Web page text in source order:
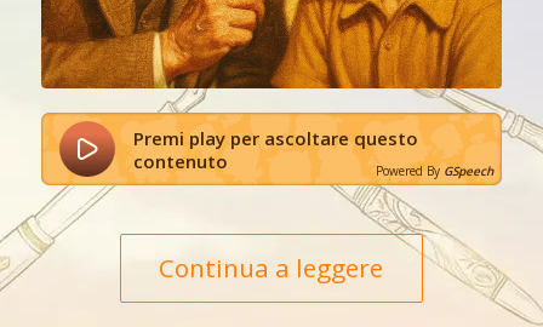
Premi play per ascoltare questo
contenuto
Powered By GSpeech
Continua a leggere